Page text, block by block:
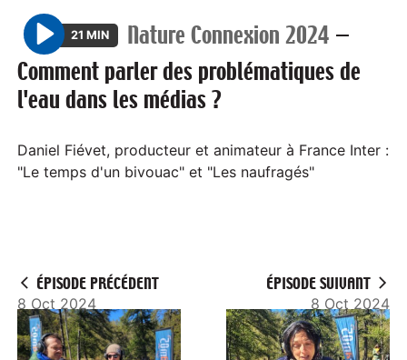
P
l
a
21 MIN Nature Connexion 2024 —
Comment parler des problématiques de
l'eau dans les médias ?
Daniel Fiévet, producteur et animateur à France Inter :
"Le temps d'un bivouac" et "Les naufragés"
ÉPISODE PRÉCÉDENT
8 Oct 2024
ÉPISODE SUIVANT
8 Oct 2024